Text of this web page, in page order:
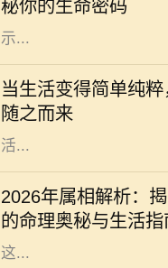
秘你的生命密码
个性、命理以及未来的
示...
当生活变得简单纯
随之而来
在快节奏的现代生活中
繁忙的工作和琐事所困
了生活的本质和内心的
我们都应该停下脚步，
活...
2026年属相解析：
的命理奥秘与生活指
2026年是农历兔年，兔
中象征着温柔、灵动和
是十二生肖之一，更是
的生物，代表着和平与
这...